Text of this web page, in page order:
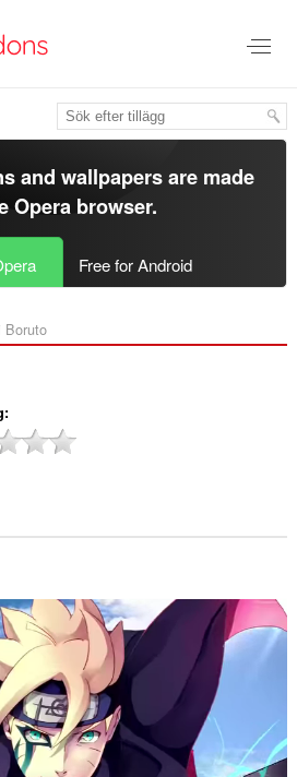
and wallpapers are made
Opera browser.
Free for Android
Boruto‎